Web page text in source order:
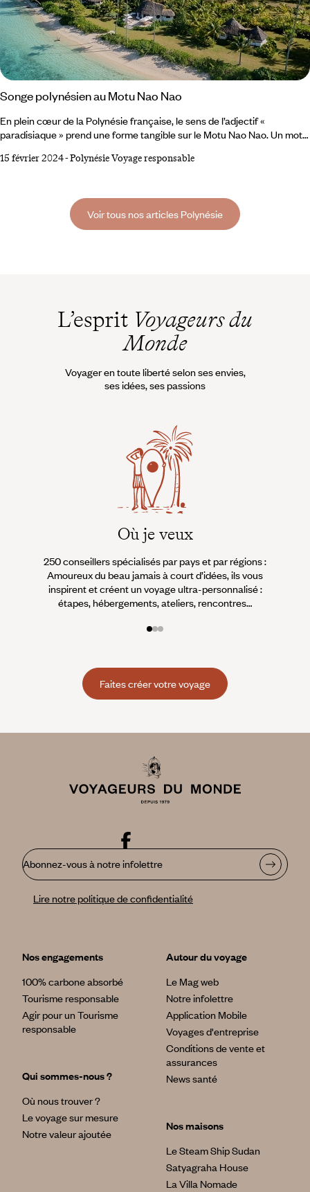
Songe polynésien au Motu Nao Nao
En plein cœur de la Polynésie française, le sens de l’adjectif «
paradisiaque » prend une forme tangible sur le Motu Nao Nao. Un motu
perdu aux côtés de l’île Raiatea dans l’immensité bleue du Pacifique
installations éco-chic,
15 février 2024-Polynésie Voyage responsable
Voir tous nos articles Polynésie
L’esprit Voyageurs du
Monde
Voyager en toute liberté selon ses envies,
ses idées, ses passions
Où je veux
250 conseillers spécialisés par pays et par régions :
Amoureux du beau jamais à court d’idées, ils vous
inspirent et créent un voyage ultra-personnalisé :
étapes, hébergements, ateliers, rencontres…
Faites créer votre voyage
Abonnez-vous à notre infolettre
Lire notre politique de confidentialité
Nos engagements
100% carbone absorbé
Tourisme responsable
Agir pour un Tourisme
responsable
Qui sommes-nous ?
Où nous trouver ?
Le voyage sur mesure
Notre valeur ajoutée
Autour du voyage
Le Mag web
Notre infolettre
Application Mobile
Voyages d'entreprise
Conditions de vente et
assurances
News santé
Nos maisons
Le Steam Ship Sudan
Satyagraha House
La Villa Nomade